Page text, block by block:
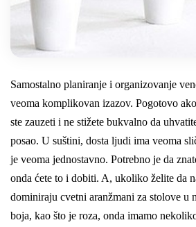
Samostalno planiranje i organizovanje
veoma komplikovan izazov. Pogotovo
ste zauzeti i ne stižete bukvalno da
posao. U suštini, dosta ljudi ima veoma
je veoma jednostavno. Potrebno je da
onda ćete to i dobiti. A, ukoliko želite da
dominiraju cvetni aranžmani za stolove u
boja, kao što je roza, onda imamo